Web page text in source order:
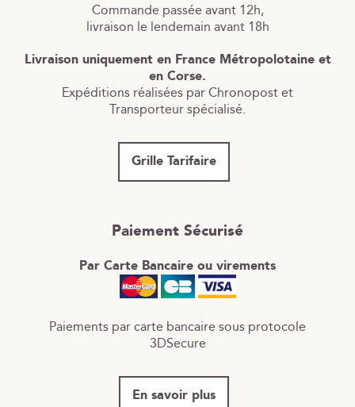
Commande passée avant 12h,
livraison le lendemain avant 18h
Livraison uniquement en France Métropolotaine et
en Corse.
Expéditions réalisées par Chronopost et
Transporteur spécialisé.
Grille Tarifaire
Paiement Sécurisé
Par Carte Bancaire ou virements
Paiements par carte bancaire sous protocole
3DSecure
En savoir plus